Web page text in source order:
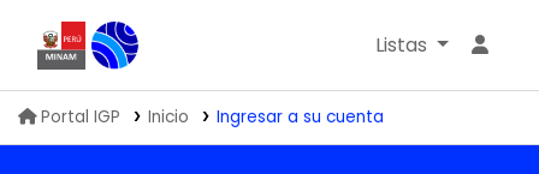
Biblioteca IGP
Listas
Portal IGP Inicio Ingresar a su cuenta